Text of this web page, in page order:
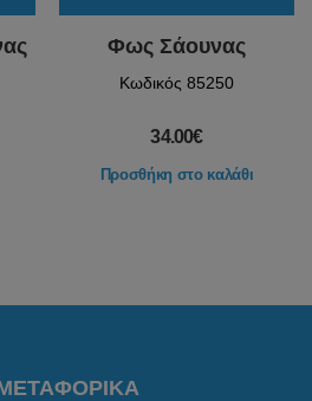
Φως Σάουνας
Κωδικός 85250
34.00€
Προσθήκη στο καλάθι